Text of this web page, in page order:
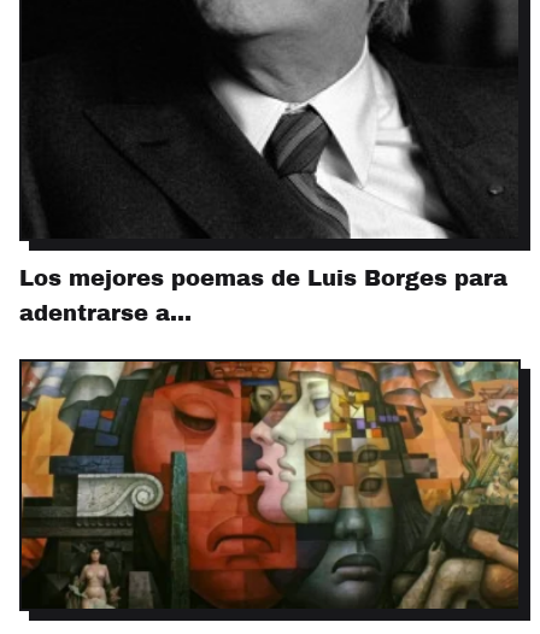
Los mejores poemas de Luis Borges para
adentrarse a…